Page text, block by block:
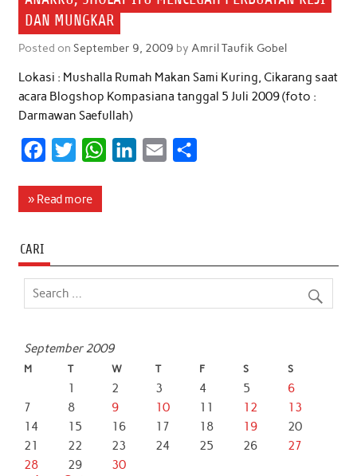
DAN MUNGKAR
Posted on September 9, 2009 by Amril Taufik Gobel
Lokasi : Mushalla Rumah Makan Sami Kuring, Cikarang saat
acara Blogshop Kompasiana tanggal 5 Juli 2009 (foto :
Darmawan Saefullah)
c
o
o
i
e
W
A
d
» Read more
CARI
September 2009
M T W T F S S
1 2 3 4 5
6
7
8 9 10 11 12
13
14
15 16 17 18 19
20
21
22 23 24 25 26
27
28
29
30